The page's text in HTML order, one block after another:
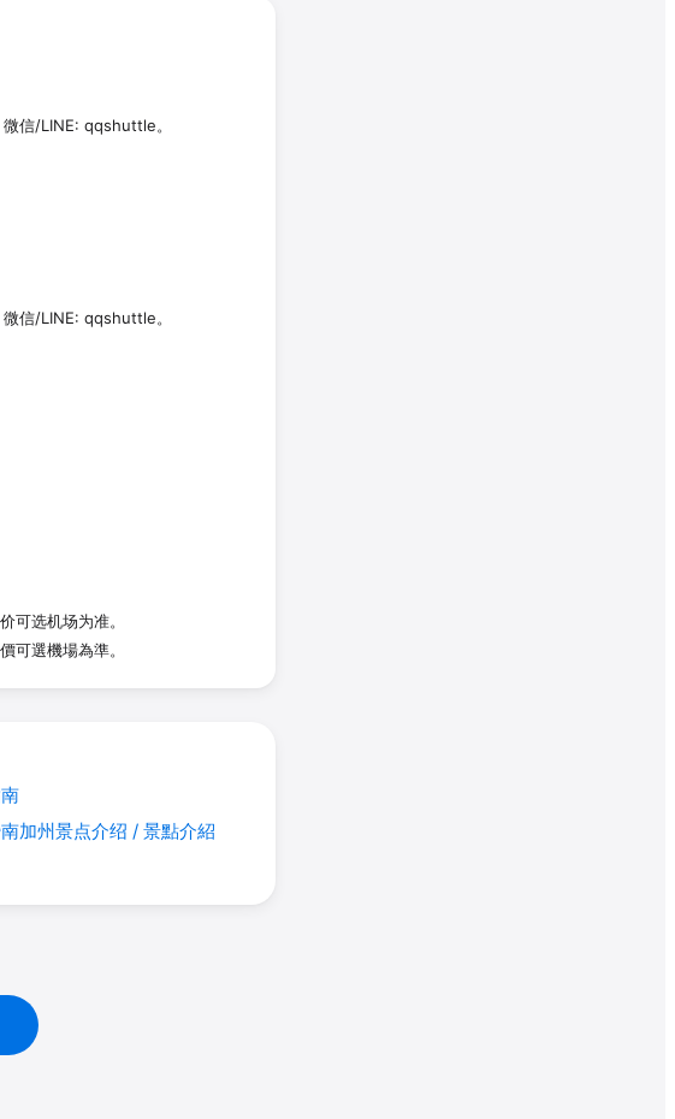
信/LINE: qqshuttle。
信/LINE: qqshuttle。
可选机场为准。
可選機場為準。
南加州景点介绍 / 景點介紹